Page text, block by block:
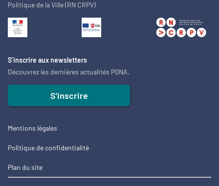
Politique de la Ville (RN CRPV)
S’inscrire aux newsletters
Découvrez les dernières actualités PQNA.
S'inscrire
Mentions légales
Politique de confidentialité
Plan du site